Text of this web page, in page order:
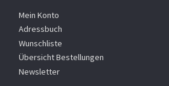
Mein Konto
Adressbuch
Wunschliste
Übersicht Bestellungen
Newsletter